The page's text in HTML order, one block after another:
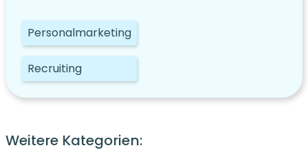
Personalmarketing
Recruiting
Weitere Kategorien: